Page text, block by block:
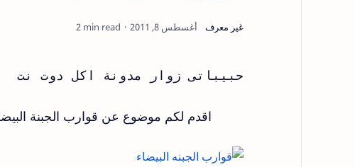
2 min read
حبيباتى زوار مدونة اكل دوت نت
اقدم لكم موضوع عن قوارب الجبنة